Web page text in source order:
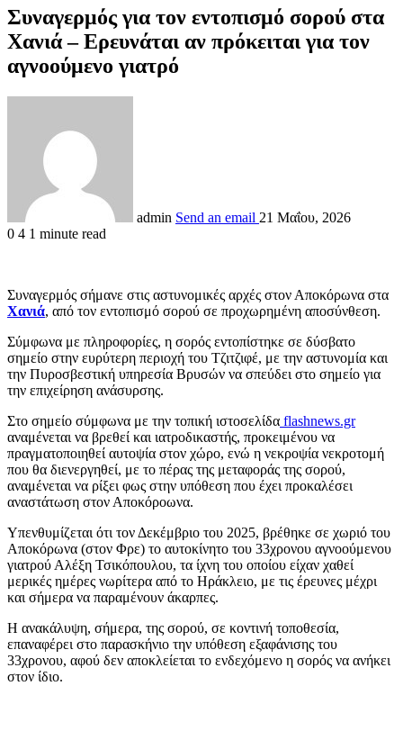
Συναγερμός για τον εντοπισμό σορού στα
Χανιά – Ερευνάται αν πρόκειται για τον
αγνοούμενο γιατρό
admin Send an email 21 Μαΐου, 2026
0 4 1 minute read
Συναγερμός σήμανε στις αστυνομικές αρχές στον Αποκόρωνα στα
Χανιά, από τον εντοπισμό σορού σε προχωρημένη αποσύνθεση.
Σύμφωνα με πληροφορίες, η σορός εντοπίστηκε σε δύσβατο
σημείο στην ευρύτερη περιοχή του Τζιτζιφέ, με την αστυνομία και
την Πυροσβεστική υπηρεσία Βρυσών να σπεύδει στο σημείο για
την επιχείρηση ανάσυρσης.
Στο σημείο σύμφωνα με την τοπική ιστοσελίδα flashnews.gr
αναμένεται να βρεθεί και ιατροδικαστής, προκειμένου να
πραγματοποιηθεί αυτοψία στον χώρο, ενώ η νεκροψία νεκροτομή
που θα διενεργηθεί, με το πέρας της μεταφοράς της σορού,
αναμένεται να ρίξει φως στην υπόθεση που έχει προκαλέσει
αναστάτωση στον Αποκόροωνα.
Υπενθυμίζεται ότι τον Δεκέμβριο του 2025, βρέθηκε σε χωριό του
Αποκόρωνα (στον Φρε) το αυτοκίνητο του 33χρονου αγνοούμενου
γιατρού Αλέξη Τσικόπουλου, τα ίχνη του οποίου είχαν χαθεί
μερικές ημέρες νωρίτερα από το Ηράκλειο, με τις έρευνες μέχρι
και σήμερα να παραμένουν άκαρπες.
Η ανακάλυψη, σήμερα, της σορού, σε κοντινή τοποθεσία,
επαναφέρει στο παρασκήνιο την υπόθεση εξαφάνισης του
33χρονου, αφού δεν αποκλείεται το ενδεχόμενο η σορός να ανήκει
στον ίδιο.